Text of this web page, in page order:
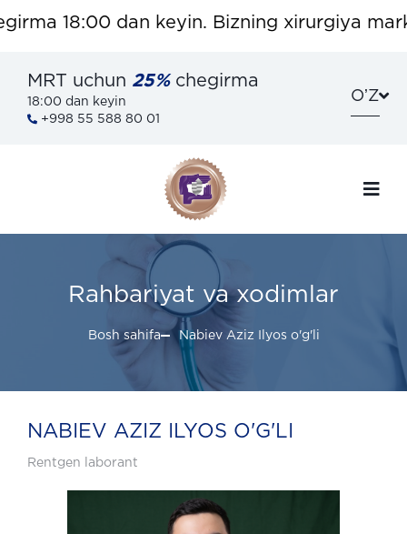
18:00 dan keyin. Bizning xirurgiya
MRT uchun 25%chegirma
18:00 dan keyin
+998 55 588 80 01
OʼZ
Rahbariyat va xodimlar
Bosh sahifa Nabiev Aziz Ilyos o'g'li
NABIEV AZIZ ILYOS O'G'LI
Rentgen laborant